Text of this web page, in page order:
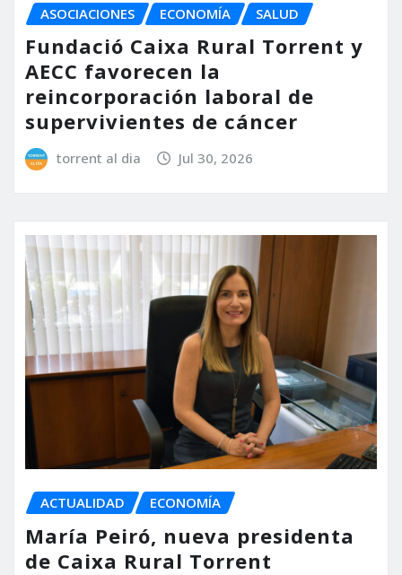
ASOCIACIONES ECONOMÍA SALUD
Fundació Caixa Rural Torrent y
AECC favorecen la
reincorporación laboral de
supervivientes de cáncer
torrent al dia Jul 30, 2026
ACTUALIDAD ECONOMÍA
María Peiró, nueva presidenta
de Caixa Rural Torrent